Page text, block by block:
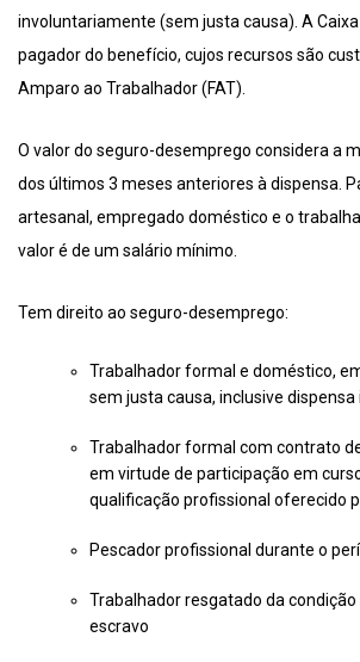
involuntariamente (sem justa causa). A
pagador do benefício, cujos recursos são
Amparo ao Trabalhador (FAT).
O valor do seguro-desemprego considera a
dos últimos 3 meses anteriores à dispensa.
artesanal, empregado doméstico e o
valor é de um salário mínimo.
Tem direito ao seguro-desemprego:
Trabalhador formal e doméstico,
sem justa causa, inclusive dispensa
Trabalhador formal com contrato
em virtude de participação em
qualificação profissional oferecido
Pescador profissional durante o
Trabalhador resgatado da
escravo